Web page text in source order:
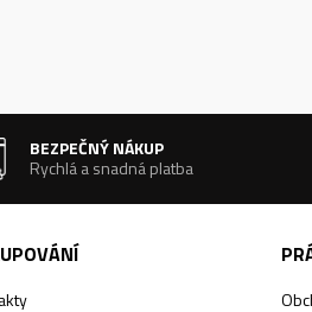
BEZPEČNÝ NÁKUP
Rychlá a snadná platba